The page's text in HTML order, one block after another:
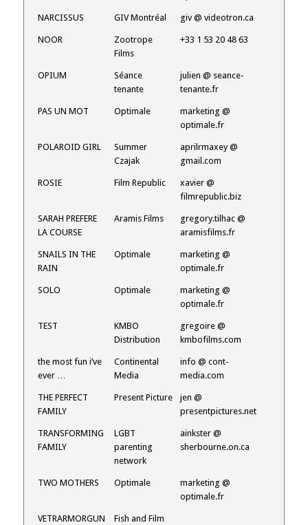
NARCISSUS GIV Montréal giv @ videotron.ca
NOOR
Zootrope
Films
+33 1 53 20 48 63
OPIUM
Séance
tenante
julien @ seance-
tenante.fr
PAS UN MOT Optimale
marketing @
optimale.fr
POLAROID GIRL
Summer
Czajak
aprilrmaxey @
gmail.com
ROSIE Film Republic
xavier @
filmrepublic.biz
SARAH PREFERE
LA COURSE
Aramis Films
gregory.tilhac @
aramisfilms.fr
SNAILS IN THE
RAIN
Optimale
marketing @
optimale.fr
SOLO Optimale
marketing @
optimale.fr
TEST
KMBO
Distribution
gregoire @
kmbofilms.com
the most fun i’ve
ever …
Continental
Media
info @ cont-
media.com
THE PERFECT
FAMILY
Present Picture
jen @
presentpictures.net
TRANSFORMING
FAMILY
LGBT
parenting
network
ainkster @
sherbourne.on.ca
TWO MOTHERS Optimale
marketing @
optimale.fr
VETRARMORGUN Fish and Film